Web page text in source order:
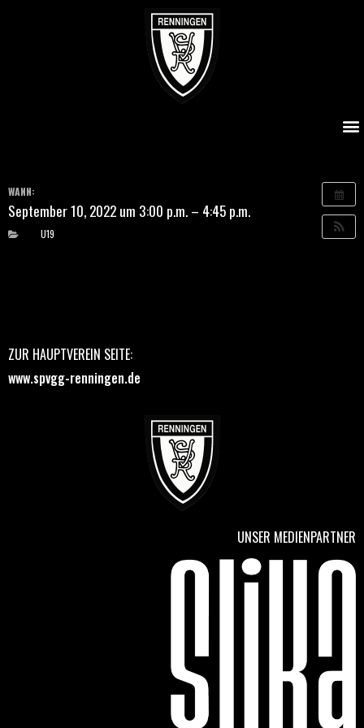
WANN:
September 10, 2022 um 3:00 p.m. – 4:45 p.m.
U19
ZUR HAUPTVEREIN SEITE:
www.spvgg-renningen.de
UNSER MEDIENPARTNER